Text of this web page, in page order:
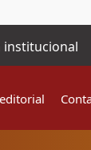
institucional